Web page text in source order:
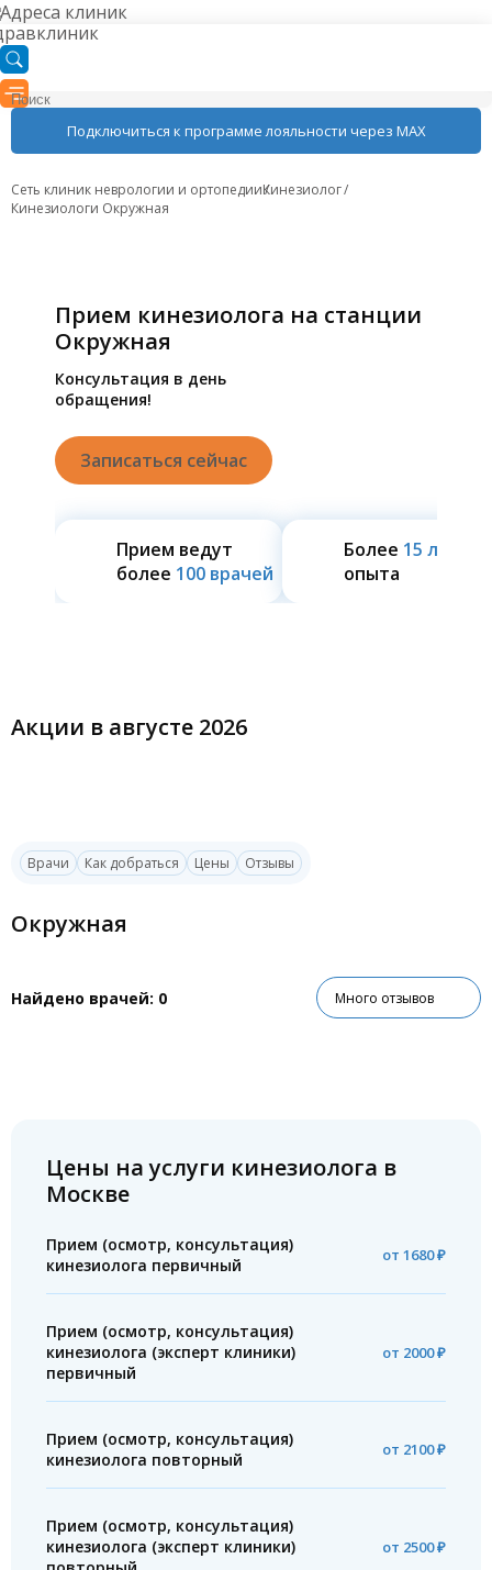
Адреса клиник
Подключиться к программе лояльности через MAX
Сеть клиник неврологии и ортопедииКинезиолог
Кинезиологи Окружная
Прием кинезиолога на станции
Окружная
Консультация в день
обращения!
Записаться сейчас
Прием ведут
более 100 врачей
Более 15 лет
опыта
Акции в августе 2026
Врачи Как добраться Цены Отзывы
Окружная
Найдено врачей: 0 Много отзывов
Цены на услуги кинезиолога в
Москве
Прием (осмотр, консультация)
кинезиолога первичный
от 1680 ₽
Прием (осмотр, консультация)
кинезиолога (эксперт клиники)
первичный
от 2000 ₽
Прием (осмотр, консультация)
кинезиолога повторный
от 2100 ₽
Прием (осмотр, консультация)
кинезиолога (эксперт клиники)
от 2500 ₽